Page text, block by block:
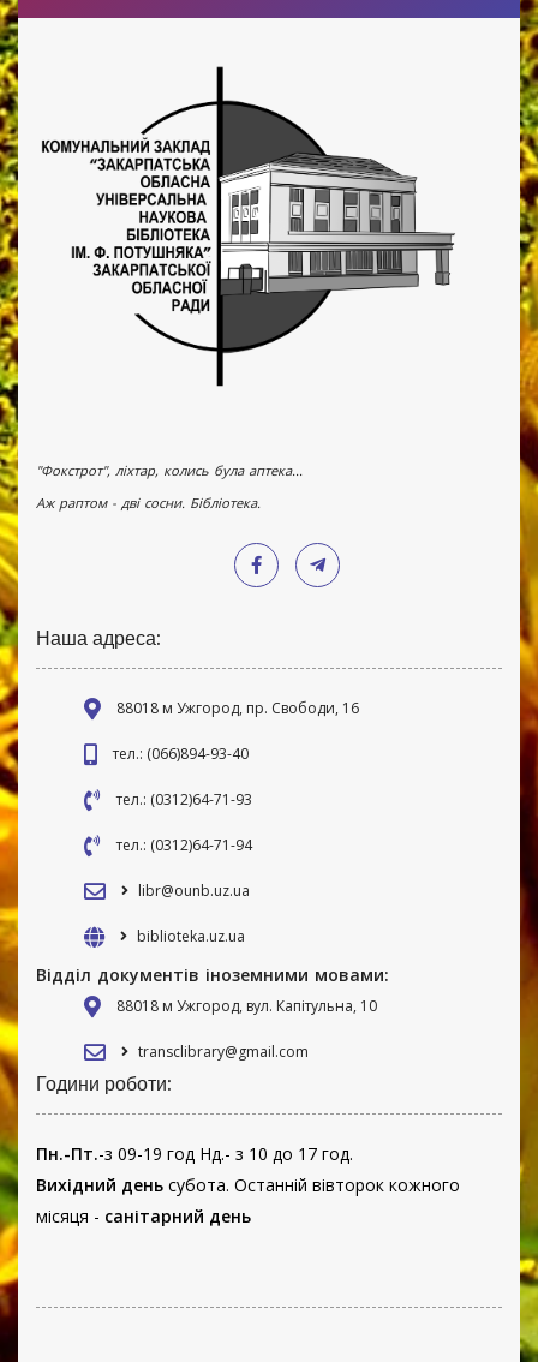
"Фокстрот", ліхтар, колись була аптека...
Аж раптом - дві сосни. Бібліотека.
Наша адреса:
88018 м Ужгород, пр. Свободи, 16
тел.: (066)894-93-40
тел.: (0312)64-71-93
тел.: (0312)64-71-94
libr@ounb.uz.ua
biblioteka.uz.ua
Відділ документів іноземними мовами:
88018 м Ужгород, вул. Капітульна, 10
transclibrary@gmail.com
Години роботи:
Пн.-Пт.-з 09-19 год Нд.- з 10 до 17 год.
Вихідний день субота. Останній вівторок кожного
місяця - санітарний день